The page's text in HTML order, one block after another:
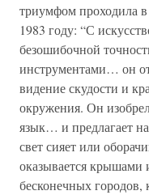
триумфом проходила в
1983 году: “С
безошибочной
инструментами… он
видение скудости и
окружения. Он
язык… и предлагает
свет сияет или
оказывается
бесконечных